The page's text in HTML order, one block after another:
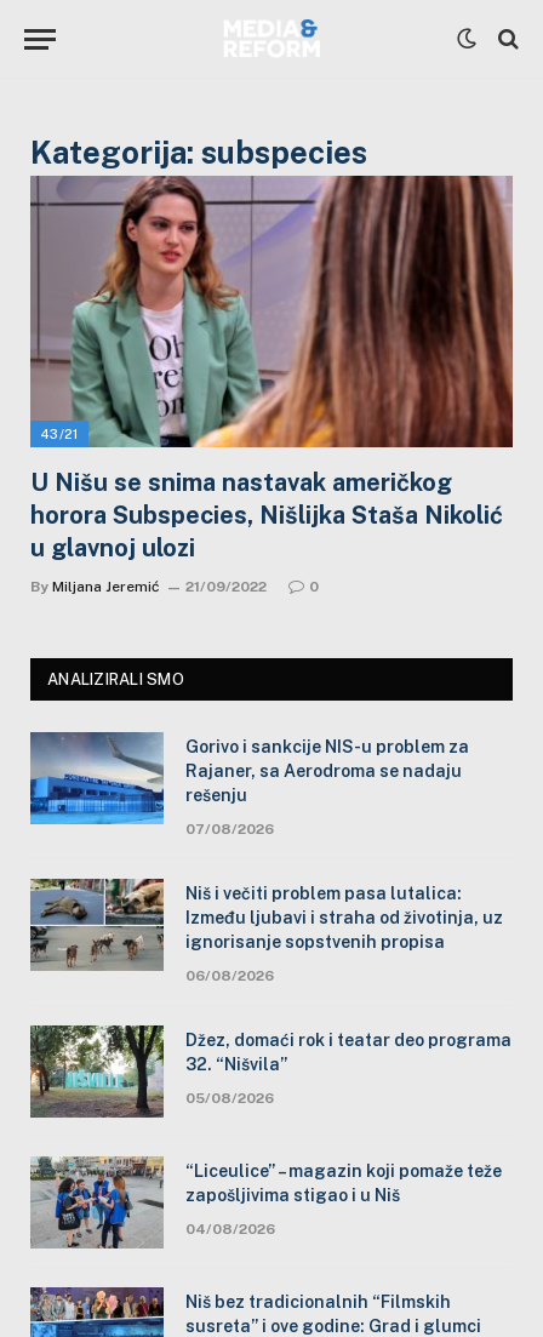
Kategorija: subspecies
43/21
U Nišu se snima nastavak američkog
horora Subspecies, Nišlijka Staša Nikolić
u glavnoj ulozi
By Miljana Jeremić 21/09/2022 0
ANALIZIRALI SMO
Gorivo i sankcije NIS-u problem za
Rajaner, sa Aerodroma se nadaju
rešenju
07/08/2026
Niš i večiti problem pasa lutalica:
Između ljubavi i straha od životinja, uz
ignorisanje sopstvenih propisa
06/08/2026
Džez, domaći rok i teatar deo programa
32. “Nišvila”
05/08/2026
“Liceulice” – magazin koji pomaže teže
zapošljivima stigao i u Niš
04/08/2026
Niš bez tradicionalnih “Filmskih
susreta” i ove godine: Grad i glumci